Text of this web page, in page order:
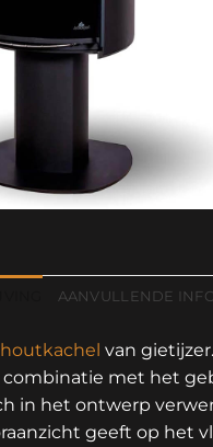
AANVULLENDE
van
met het
in het ontwerp
geeft op het